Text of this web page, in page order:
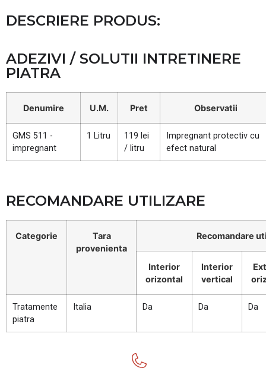
DESCRIERE PRODUS:
ADEZIVI / SOLUTII INTRETINERE
PIATRA
Denumire U.M. Pret Observatii
GMS 511 -
impregnant
1 Litru
119 lei
/ litru
Impregnant protectiv cu
efect natural
RECOMANDARE UTILIZARE
Categorie
Tara
provenienta
Recomandare
Interior
orizontal
Interior
vertical
Tratamente
piatra
Italia Da Da Da